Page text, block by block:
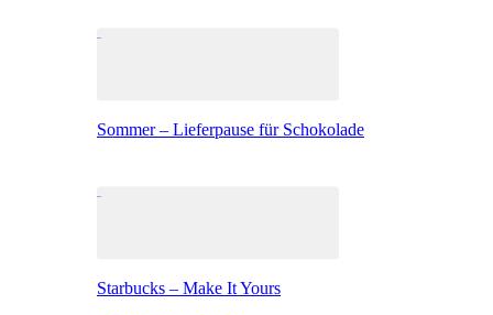
Sommer – Lieferpause für Schokolade
Starbucks – Make It Yours